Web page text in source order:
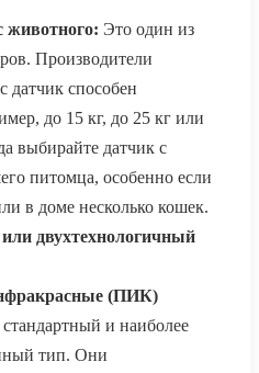
Это один из
Производители
датчик способен
до 15 кг, до 25 кг или
выбирайте датчик с
питомца, особенно если
в доме несколько кошек.
двухтехнологичный
(ПИК)
стандартный и наиболее
тип. Они